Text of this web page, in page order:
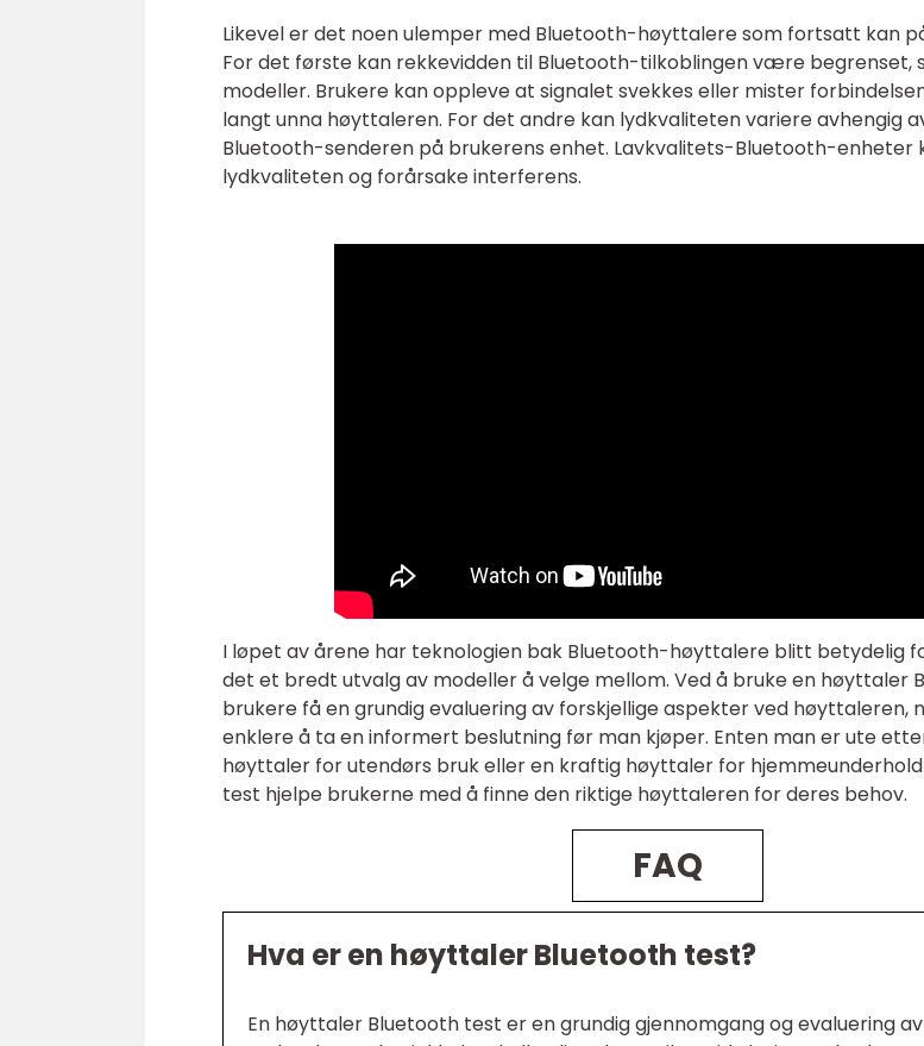
Likevel er det noen ulemper med Bluetooth-høyttalere som fortsatt kan
For det første kan rekkevidden til Bluetooth-tilkoblingen være begrenset,
modeller. Brukere kan oppleve at signalet svekkes eller mister
langt unna høyttaleren. For det andre kan lydkvaliteten variere avhengig
Bluetooth-senderen på brukerens enhet. Lavkvalitets-Bluetooth-enheter
lydkvaliteten og forårsake interferens.
I løpet av årene har teknologien bak Bluetooth-høyttalere blitt betydelig
det et bredt utvalg av modeller å velge mellom. Ved å bruke en høyttaler
brukere få en grundig evaluering av forskjellige aspekter ved høyttaleren,
enklere å ta en informert beslutning før man kjøper. Enten man er ute
høyttaler for utendørs bruk eller en kraftig høyttaler for
test hjelpe brukerne med å finne den riktige høyttaleren for deres behov.
FAQ
Hva er en høyttaler Bluetooth test?
En høyttaler Bluetooth test er en grundig gjennomgang og evaluering